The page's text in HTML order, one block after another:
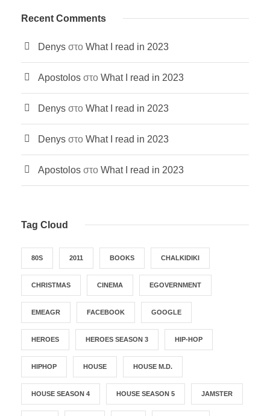
Recent Comments
Denys στο What I read in 2023
Apostolos στο What I read in 2023
Denys στο What I read in 2023
Denys στο What I read in 2023
Apostolos στο What I read in 2023
Tag Cloud
80S 2011 BOOKS CHALKIDIKI
CHRISTMAS CINEMA EGOVERNMENT
EMEAGR FACEBOOK GOOGLE
HEROES HEROES SEASON 3 HIP-HOP
HIPHOP HOUSE HOUSE M.D.
HOUSE SEASON 4 HOUSE SEASON 5 JAMSTER